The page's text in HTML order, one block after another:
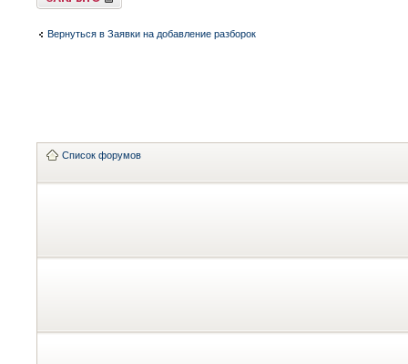
Вернуться в Заявки на добавление разборок
Список форумов